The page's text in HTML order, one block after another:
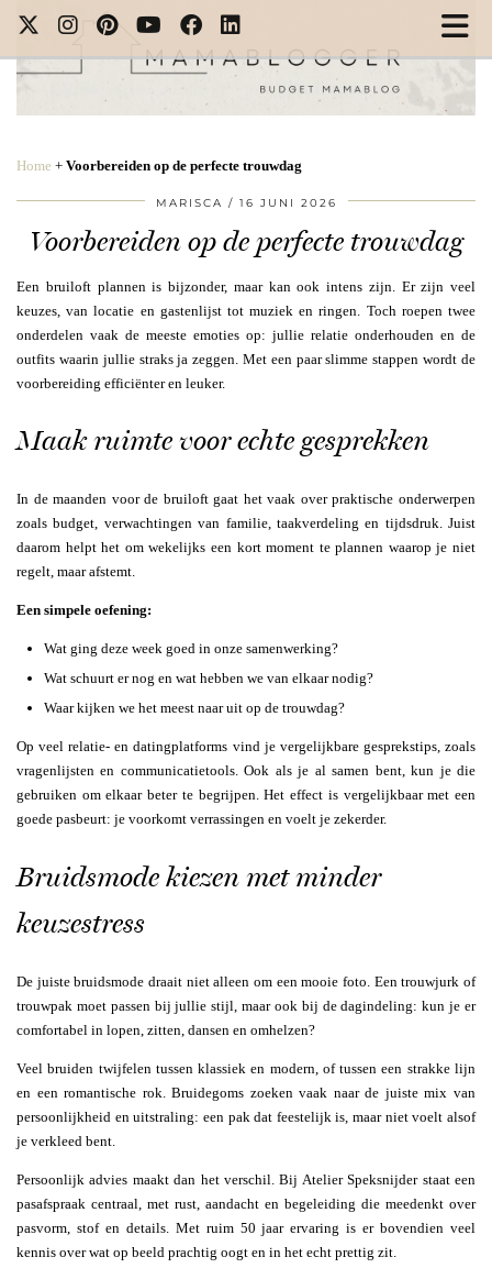
Home + Voorbereiden op de perfecte trouwdag
MARISCA 16 JUNI 2026
Voorbereiden op de perfecte trouwdag
Een bruiloft plannen is bijzonder, maar kan ook intens zijn. Er zijn veel
keuzes, van locatie en gastenlijst tot muziek en ringen. Toch roepen twee
onderdelen vaak de meeste emoties op: jullie relatie onderhouden en de
outfits waarin jullie straks ja zeggen. Met een paar slimme stappen wordt de
voorbereiding efficiënter en leuker.
Maak ruimte voor echte gesprekken
In de maanden voor de bruiloft gaat het vaak over praktische onderwerpen
zoals budget, verwachtingen van familie, taakverdeling en tijdsdruk. Juist
daarom helpt het om wekelijks een kort moment te plannen waarop je niet
regelt, maar afstemt.
Een simpele oefening:
Wat ging deze week goed in onze samenwerking?
Wat schuurt er nog en wat hebben we van elkaar nodig?
Waar kijken we het meest naar uit op de trouwdag?
Op veel relatie- en datingplatforms vind je vergelijkbare gesprekstips, zoals
vragenlijsten en communicatietools. Ook als je al samen bent, kun je die
gebruiken om elkaar beter te begrijpen. Het effect is vergelijkbaar met een
goede pasbeurt: je voorkomt verrassingen en voelt je zekerder.
Bruidsmode kiezen met minder
keuzestress
De juiste bruidsmode draait niet alleen om een mooie foto. Een trouwjurk of
trouwpak moet passen bij jullie stijl, maar ook bij de dagindeling: kun je er
comfortabel in lopen, zitten, dansen en omhelzen?
Veel bruiden twijfelen tussen klassiek en modern, of tussen een strakke lijn
en een romantische rok. Bruidegoms zoeken vaak naar de juiste mix van
persoonlijkheid en uitstraling: een pak dat feestelijk is, maar niet voelt alsof
je verkleed bent.
Persoonlijk advies maakt dan het verschil. Bij Atelier Speksnijder staat een
pasafspraak centraal, met rust, aandacht en begeleiding die meedenkt over
pasvorm, stof en details. Met ruim 50 jaar ervaring is er bovendien veel
kennis over wat op beeld prachtig oogt en in het echt prettig zit.